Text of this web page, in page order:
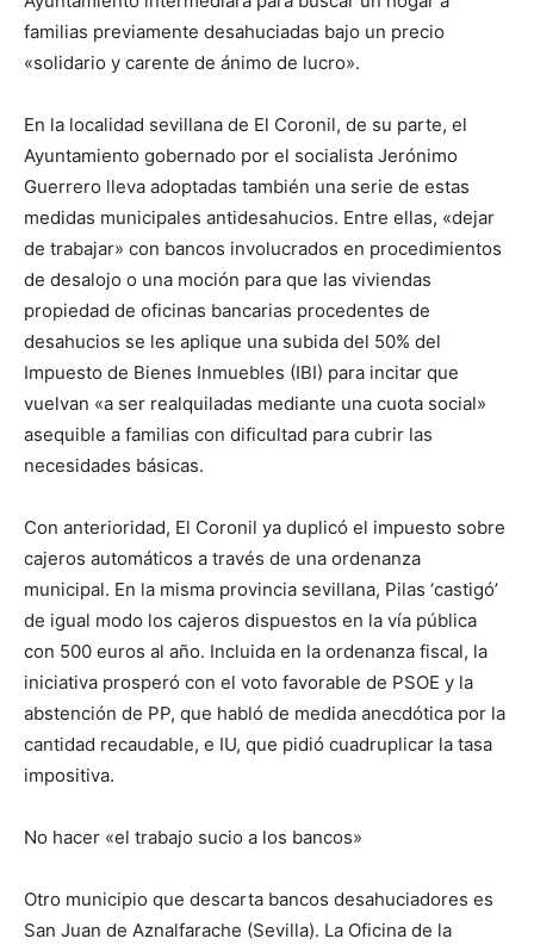
familias previamente desahuciadas bajo un precio
«solidario y carente de ánimo de lucro».
En la localidad sevillana de El Coronil, de su parte, el
Ayuntamiento gobernado por el socialista Jerónimo
Guerrero lleva adoptadas también una serie de estas
medidas municipales antidesahucios. Entre ellas, «dejar
de trabajar» con bancos involucrados en procedimientos
de desalojo o una moción para que las viviendas
propiedad de oficinas bancarias procedentes de
desahucios se les aplique una subida del 50% del
Impuesto de Bienes Inmuebles (IBI) para incitar que
vuelvan «a ser realquiladas mediante una cuota social»
asequible a familias con dificultad para cubrir las
necesidades básicas.
Con anterioridad, El Coronil ya duplicó el impuesto sobre
cajeros automáticos a través de una ordenanza
municipal. En la misma provincia sevillana, Pilas ‘castigó’
de igual modo los cajeros dispuestos en la vía pública
con 500 euros al año. Incluida en la ordenanza fiscal, la
iniciativa prosperó con el voto favorable de PSOE y la
abstención de PP, que habló de medida anecdótica por la
cantidad recaudable, e IU, que pidió cuadruplicar la tasa
impositiva.
No hacer «el trabajo sucio a los bancos»
Otro municipio que descarta bancos desahuciadores es
San Juan de Aznalfarache (Sevilla). La Oficina de la